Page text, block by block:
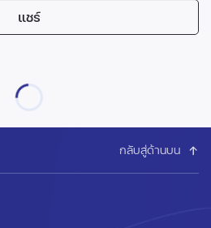
แชร์
กลับสู่ด้านบน